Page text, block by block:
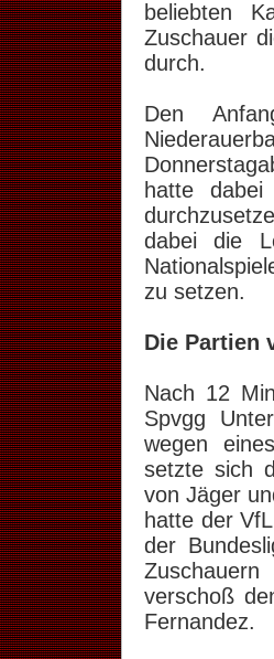
beliebten
Zuschauer
durch.
Den
hatte
dabei die
zu setzen.
Die Partien
Nach 12
Spvgg
wegen
setzte sich
von Jäger
hatte der
der
Zuschauern
verschoß
Fernandez.